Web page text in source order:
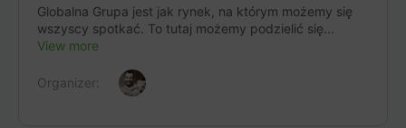
Globalna Grupa jest jak rynek, na którym możemy się
wszyscy spotkać. To tutaj możemy podzielić się...
View more
Organizer: